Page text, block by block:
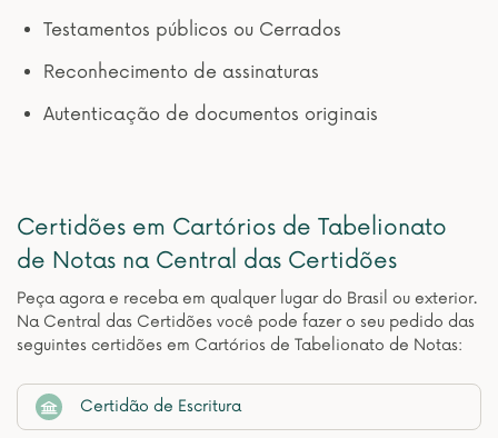
Testamentos públicos ou Cerrados
Reconhecimento de assinaturas
Autenticação de documentos originais
Certidões em Cartórios de Tabelionato
de Notas na Central das Certidões
Peça agora e receba em qualquer lugar do Brasil ou exterior.
Na Central das Certidões você pode fazer o seu pedido das
seguintes certidões em Cartórios de Tabelionato de Notas:
Certidão de Escritura